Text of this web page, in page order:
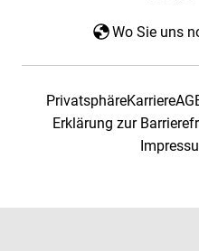
Wo Sie uns
PrivatsphäreKarriere
Erklärung zur